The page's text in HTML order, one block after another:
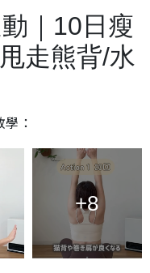
｜10日瘦
走熊背/水
：
+8